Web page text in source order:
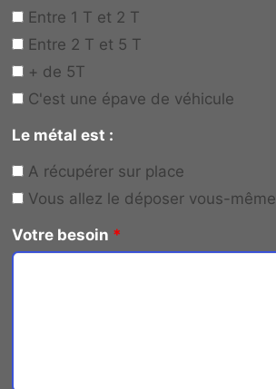
Entre 1 T et 2 T
Entre 2 T et 5 T
+ de 5T
C'est une épave de véhicule
Le métal est :
A récupérer sur place
Vous allez le déposer vous-même
Votre besoin *